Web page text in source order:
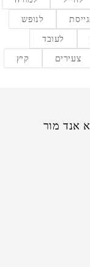
לנופש
לעובד
צעירים
קיץ
אנד מור